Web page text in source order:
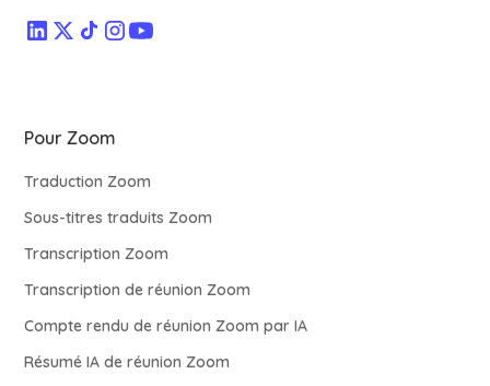
Pour Zoom
Traduction Zoom
Sous-titres traduits Zoom
Transcription Zoom
Transcription de réunion Zoom
Compte rendu de réunion Zoom par IA
Résumé IA de réunion Zoom